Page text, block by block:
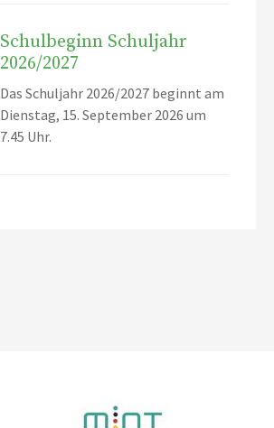
Schulbeginn Schuljahr
2026/2027
Das Schuljahr 2026/2027 beginnt am
Dienstag, 15. September 2026 um
7.45 Uhr.